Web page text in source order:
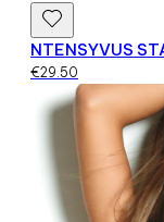
NTENSYVUS
€29.50